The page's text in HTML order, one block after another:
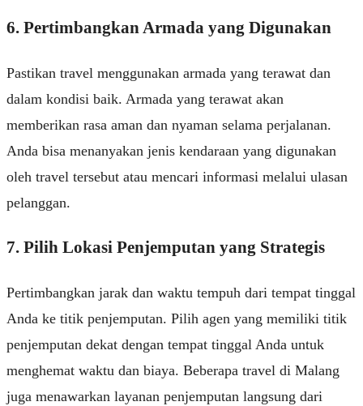
6. Pertimbangkan Armada yang Digunakan
Pastikan travel menggunakan armada yang terawat dan
dalam kondisi baik. Armada yang terawat akan
memberikan rasa aman dan nyaman selama perjalanan.
Anda bisa menanyakan jenis kendaraan yang digunakan
oleh travel tersebut atau mencari informasi melalui ulasan
pelanggan.
7. Pilih Lokasi Penjemputan yang Strategis
Pertimbangkan jarak dan waktu tempuh dari tempat tinggal
Anda ke titik penjemputan. Pilih agen yang memiliki titik
penjemputan dekat dengan tempat tinggal Anda untuk
menghemat waktu dan biaya. Beberapa travel di Malang
juga menawarkan layanan penjemputan langsung dari